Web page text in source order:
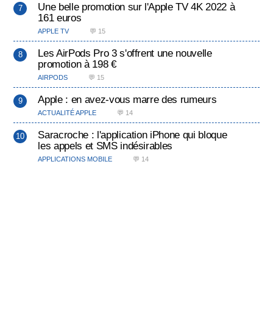
Une belle promotion sur l'Apple TV 4K 2022 à
161 euros
APPLE TV 💬 15
Les AirPods Pro 3 s'offrent une nouvelle
promotion à 198 €
AIRPODS 💬 15
Apple : en avez-vous marre des rumeurs
ACTUALITÉ APPLE 💬 14
Saracroche : l'application iPhone qui bloque
les appels et SMS indésirables
APPLICATIONS MOBILE 💬 14